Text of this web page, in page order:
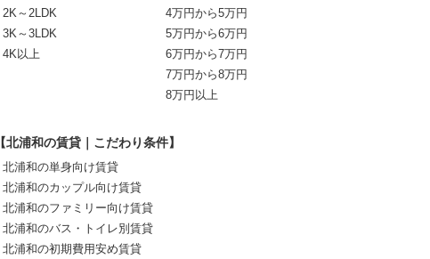
2K～2LDK
3K～3LDK
4K以上
4万円から5万円
5万円から6万円
6万円から7万円
7万円から8万円
8万円以上
【北浦和の賃貸｜こだわり条件】
北浦和の単身向け賃貸
北浦和のカップル向け賃貸
北浦和のファミリー向け賃貸
北浦和のバス・トイレ別賃貸
北浦和の初期費用安め賃貸